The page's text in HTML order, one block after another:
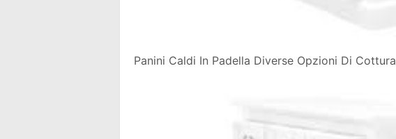
Panini Caldi In Padella Diverse Opzioni Di Cottura